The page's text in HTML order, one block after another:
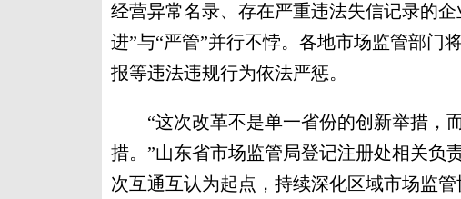
经营异常名录、存在严重违法失信记录的
进”与“严管”并行不悖。各地市场监管部门
报等违法违规行为依法严惩。
“这次改革不是单一省份的创新举措，
措。”山东省市场监管局登记注册处相关负
次互通互认为起点，持续深化区域市场监